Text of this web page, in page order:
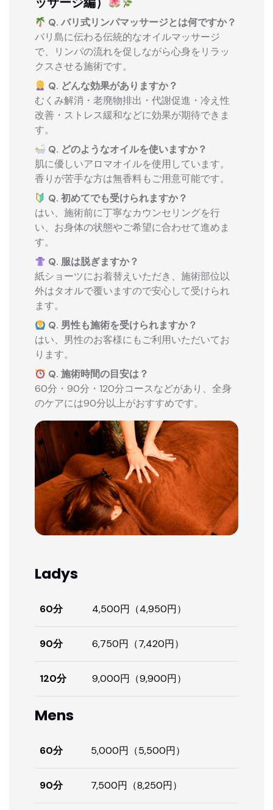
Q. バリ式リンパマッサージとは何ですか？
バリ島に伝わる伝統的なオイルマッサージ
で、リンパの流れを促しながら心身をリラッ
クスさせる施術です。
Q. どんな効果がありますか？
むくみ解消・老廃物排出・代謝促進・冷え性
改善・ストレス緩和などに効果が期待できま
す。
Q. どのようなオイルを使いますか？
肌に優しいアロマオイルを使用しています。
香りが苦手な方は無香料もご用意可能です。
Q. 初めてでも受けられますか？
はい、施術前に丁寧なカウンセリングを行
い、お身体の状態やご希望に合わせて進めま
す。
Q. 服は脱ぎますか？
紙ショーツにお着替えいただき、施術部位以
外はタオルで覆いますので安心して受けられ
ます。
Q. 男性も施術を受けられますか？
はい、男性のお客様にもご利用いただいてお
ります。
Q. 施術時間の目安は？
60分・90分・120分コースなどがあり、全身
のケアには90分以上がおすすめです。
Ladys
60分 4,500円（4,950円）
90分 6,750円（7,420円）
120分 9,000円（9,900円）
Mens
60分 5,000円（5,500円）
90分 7,500円（8,250円）